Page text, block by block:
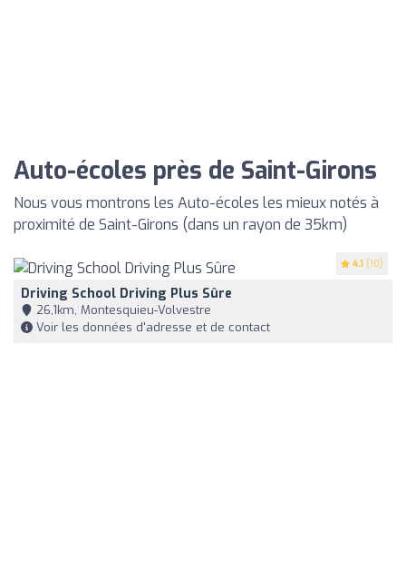
Auto-écoles près de Saint-Girons
Nous vous montrons les Auto-écoles les mieux notés à
proximité de Saint-Girons (dans un rayon de 35km)
4.1 (10)
Driving School Driving Plus Sûre
26,1km, Montesquieu-Volvestre
Voir les données d'adresse et de contact